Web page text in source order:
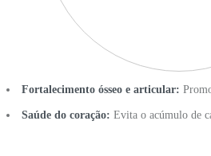
Fortalecimento ósseo e articular:
Saúde do coração: Evita o acúmulo de